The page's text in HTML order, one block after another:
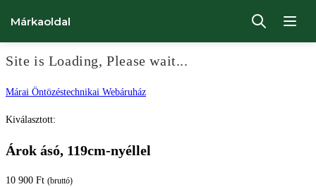
Site is Loading, Please wait...
Ugrás
Márai Öntözéstechnikai Webáruház
Márkaoldal
Kiválasztott:
Árok ásó, 119cm-nyéllel
10 900 Ft (bruttó)